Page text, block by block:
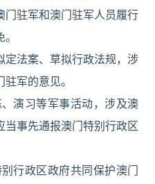
门驻军和澳门驻军人员履行
定法案、草拟行政法规，涉
军的意见。
演习等军事活动，涉及澳
当事先通报澳门特别行政区
行政区政府共同保护澳门